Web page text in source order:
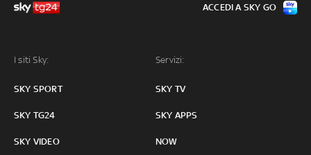
I siti Sky:
SKY SPORT
SKY TG24
SKY VIDEO
Servizi:
SKY TV
SKY APPS
NOW
ACCEDI A SKY GO